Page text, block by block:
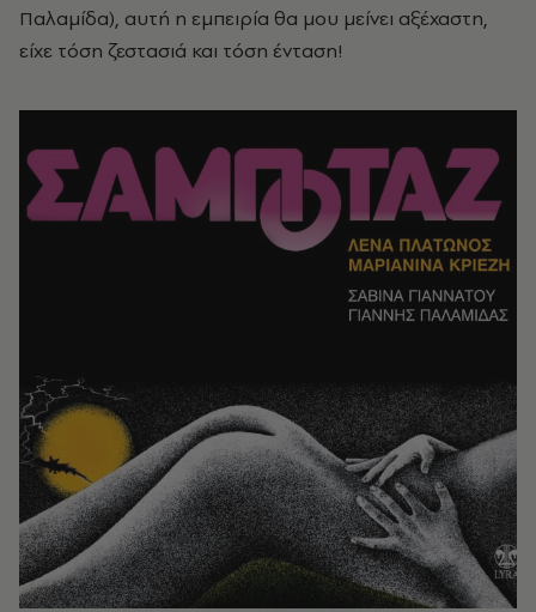
Παλαμίδα), αυτή η εμπειρία θα μου μείνει αξέχαστη,
είχε τόση ζεστασιά και τόση ένταση!